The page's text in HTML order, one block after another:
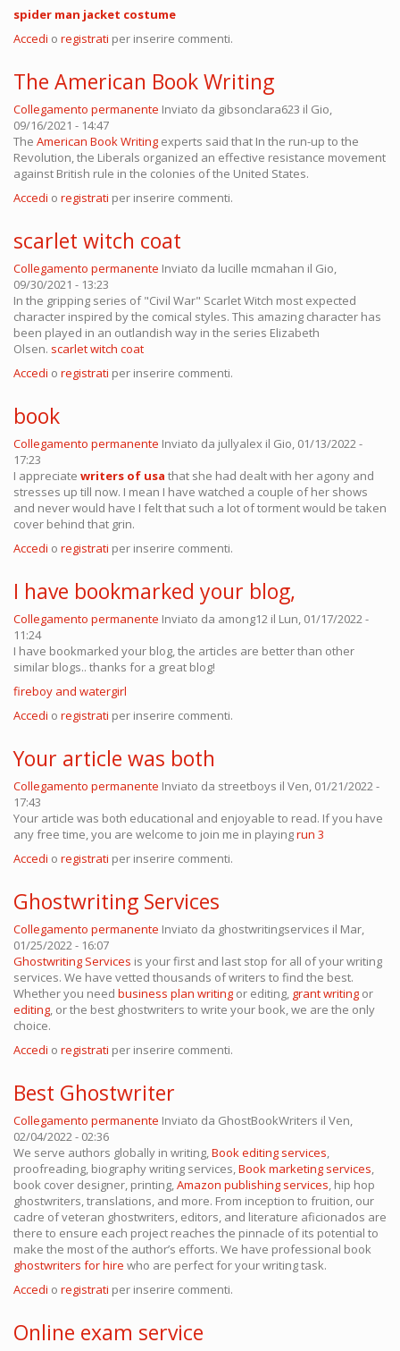
spider man jacket costume
Accedi o registrati per inserire commenti.
The American Book Writing
Collegamento permanente Inviato da gibsonclara623 il Gio,
09/16/2021 - 14:47
The American Book Writing experts said that In the run-up to the
Revolution, the Liberals organized an effective resistance movement
against British rule in the colonies of the United States.
Accedi o registrati per inserire commenti.
scarlet witch coat
Collegamento permanente Inviato da lucille mcmahan il Gio,
09/30/2021 - 13:23
In the gripping series of "Civil War" Scarlet Witch most expected
character inspired by the comical styles. This amazing character has
been played in an outlandish way in the series Elizabeth
Olsen. scarlet witch coat
Accedi o registrati per inserire commenti.
book
Collegamento permanente Inviato da jullyalex il Gio, 01/13/2022 -
17:23
I appreciate writers of usa that she had dealt with her agony and
stresses up till now. I mean I have watched a couple of her shows
and never would have I felt that such a lot of torment would be taken
cover behind that grin.
Accedi o registrati per inserire commenti.
I have bookmarked your blog,
Collegamento permanente Inviato da among12 il Lun, 01/17/2022 -
11:24
I have bookmarked your blog, the articles are better than other
similar blogs.. thanks for a great blog!
fireboy and watergirl
Accedi o registrati per inserire commenti.
Your article was both
Collegamento permanente Inviato da streetboys il Ven, 01/21/2022 -
17:43
Your article was both educational and enjoyable to read. If you have
any free time, you are welcome to join me in playingrun 3
Accedi o registrati per inserire commenti.
Ghostwriting Services
Collegamento permanente Inviato da ghostwritingservices il Mar,
01/25/2022 - 16:07
Ghostwriting Services is your first and last stop for all of your writing
services. We have vetted thousands of writers to find the best.
Whether you need business plan writing or editing, grant writing or
editing, or the best ghostwriters to write your book, we are the only
choice.
Accedi o registrati per inserire commenti.
Best Ghostwriter
Collegamento permanente Inviato da GhostBookWriters il Ven,
02/04/2022 - 02:36
We serve authors globally in writing,Book editing services,
proofreading, biography writing services,Book marketing services,
book cover designer, printing,Amazon publishing services, hip hop
ghostwriters, translations, and more. From inception to fruition, our
cadre of veteran ghostwriters, editors, and literature aficionados are
there to ensure each project reaches the pinnacle of its potential to
make the most of the author’s efforts. We have professional book
ghostwriters for hire who are perfect for your writing task.
Accedi o registrati per inserire commenti.
Online exam service